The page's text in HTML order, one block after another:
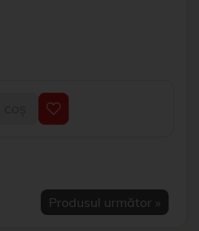
Produsul următor »